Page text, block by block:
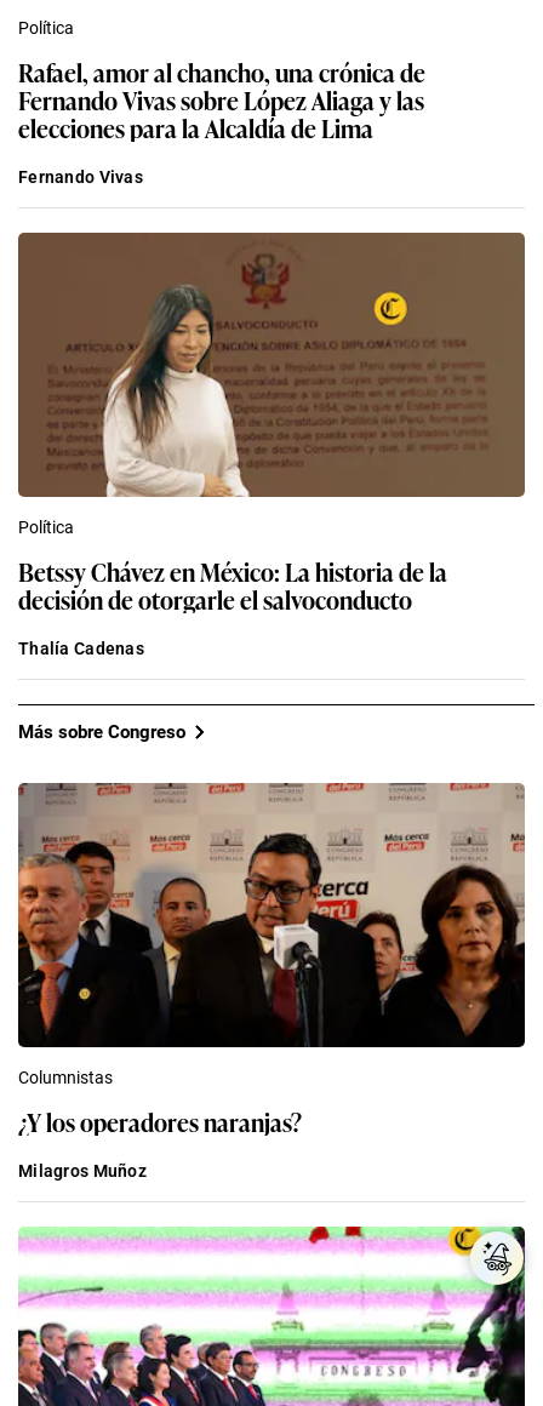
Política
Rafael, amor al chancho, una crónica de
Fernando Vivas sobre López Aliaga y las
elecciones para la Alcaldía de Lima
Fernando Vivas
Política
Betssy Chávez en México: La historia de la
decisión de otorgarle el salvoconducto
Thalía Cadenas
Más sobre Congreso
Columnistas
¿Y los operadores naranjas?
Milagros Muñoz